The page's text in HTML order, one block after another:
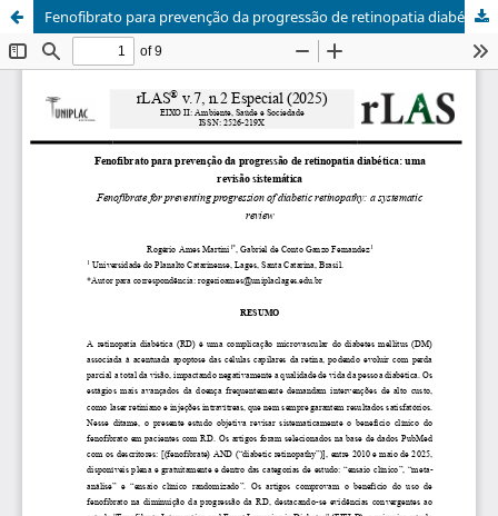
Fenofibrato para prevenção da progressão de retinopatia diabética